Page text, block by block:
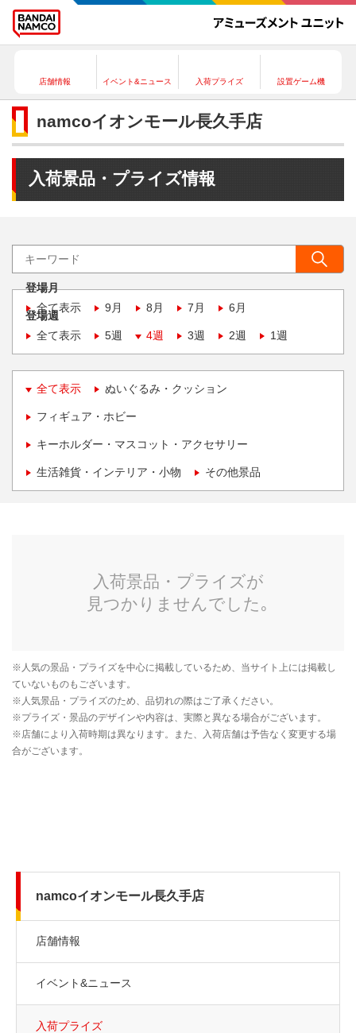
店舗情報 イベント&ニュース 入荷プライズ 設置ゲーム機
namcoイオンモール長久手店
入荷景品・プライズ情報
登場月
全て表示
9月 8月 7月 6月
登場週
全て表示
5週 4週 3週 2週 1週
全て表示 ぬいぐるみ・クッション
フィギュア・ホビー
キーホルダー・マスコット・アクセサリー
生活雑貨・インテリア・小物 その他景品
namcoイオンモール長久手店
店舗情報
イベント&ニュース
入荷プライズ